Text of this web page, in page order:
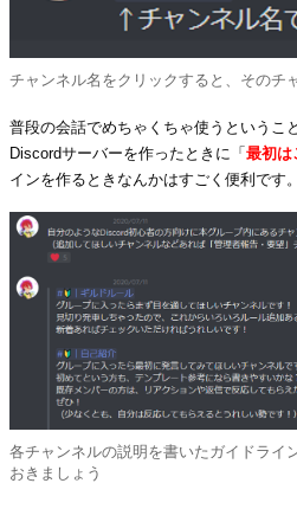
チャンネル名をクリックすると、そのチ
普段の会話でめちゃくちゃ使うというこ
Discordサーバーを作ったときに「 最初は
インを作るときなんかはすごく便利です。
各チャンネルの説明を書いたガイドライ
おきましょう